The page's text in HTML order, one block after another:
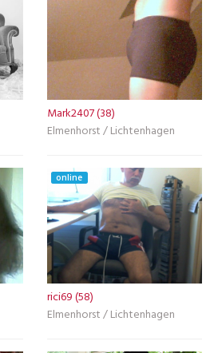
Mark2407 (38)
Elmenhorst / Lichtenhagen
online
rici69 (58)
Elmenhorst / Lichtenhagen